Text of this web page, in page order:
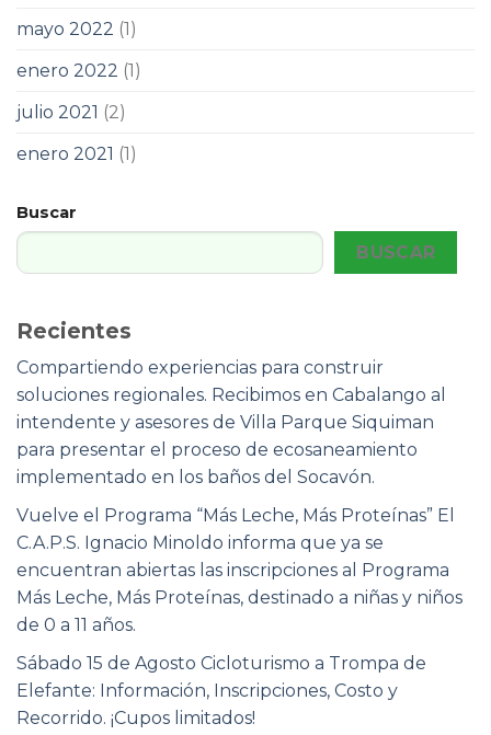
mayo 2022 (1)
enero 2022 (1)
julio 2021 (2)
enero 2021 (1)
Buscar
BUSCAR
Recientes
Compartiendo experiencias para construir
soluciones regionales. Recibimos en Cabalango al
intendente y asesores de Villa Parque Siquiman
para presentar el proceso de ecosaneamiento
implementado en los baños del Socavón.
Vuelve el Programa “Más Leche, Más Proteínas” El
C.A.P.S. Ignacio Minoldo informa que ya se
encuentran abiertas las inscripciones al Programa
Más Leche, Más Proteínas, destinado a niñas y niños
de 0 a 11 años.
Sábado 15 de Agosto Cicloturismo a Trompa de
Elefante: Información, Inscripciones, Costo y
Recorrido. ¡Cupos limitados!